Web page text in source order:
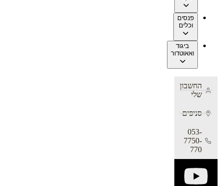
פנסים
וכלים
ביגוד
ואאוטדור
החשבון
שלי
סניפים
053-
7750-
770